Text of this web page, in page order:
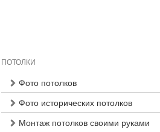
ПОТОЛКИ
Фото потолков
Фото исторических потолков
Монтаж потолков своими руками